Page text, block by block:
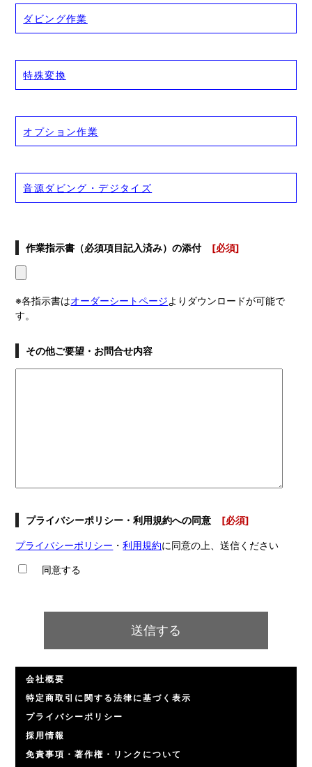
ダビング作業
特殊変換
オプション作業
音源ダビング・デジタイズ
作業指示書（必須項目記入済み）の添付 [必須]
※各指示書はオーダーシートページよりダウンロードが可能で
す。
その他ご要望・お問合せ内容
プライバシーポリシー・利用規約への同意 [必須]
プライバシーポリシー ・利用規約に同意の上、送信ください
同意する
会社概要
特定商取引に関する法律に基づく表示
プライバシーポリシー
採用情報
免責事項・著作権・リンクについて